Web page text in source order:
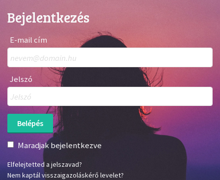
Bejelentkezés
E-mail cím
Jelszó
Maradjak bejelentkezve
Elfelejtetted a jelszavad?
Nem kaptál visszaigazoláskérő levelet?